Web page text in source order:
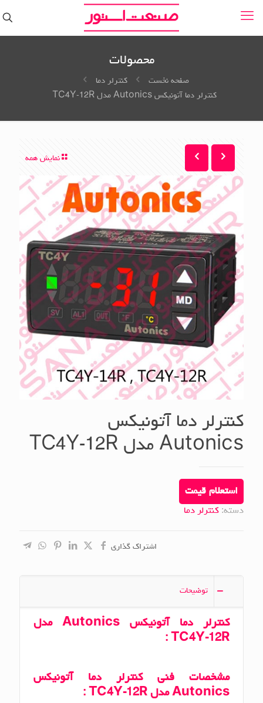
محصولات
صفحه نخست
کنترلر دما
کنترلر دما آتونیکس Autonics مدل TC4Y-12R
نمایش همه
کنترلر دما آتونیکس
Autonics مدل TC4Y-12R
استعلام قیمت
دسته: کنترلر دما
اشتراک گذاری
توضیحات
کنترلر دما آتونیکس Autonicsمدل
TC4Y-12R
:
مشخصات فنیکنترلر دما آتونیکس
AutonicsمدلTC4Y-12R
: